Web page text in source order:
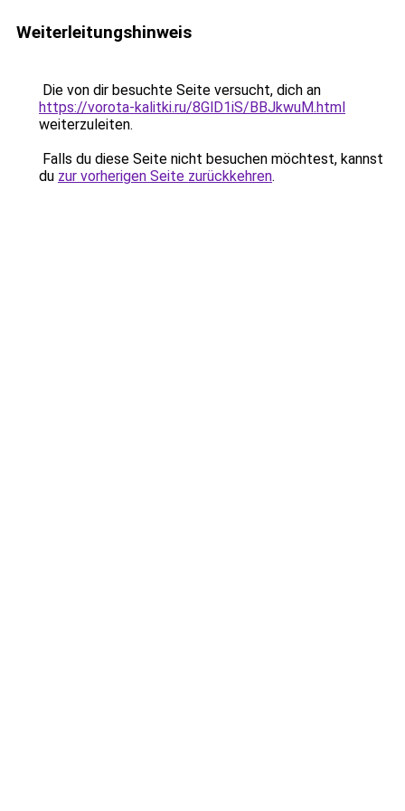
Weiterleitungshinweis
Die von dir besuchte Seite versucht, dich an
https://vorota-kalitki.ru/8GlD1iS/BBJkwuM.html
weiterzuleiten.
Falls du diese Seite nicht besuchen möchtest, kannst
du zur vorherigen Seite zurückkehren.